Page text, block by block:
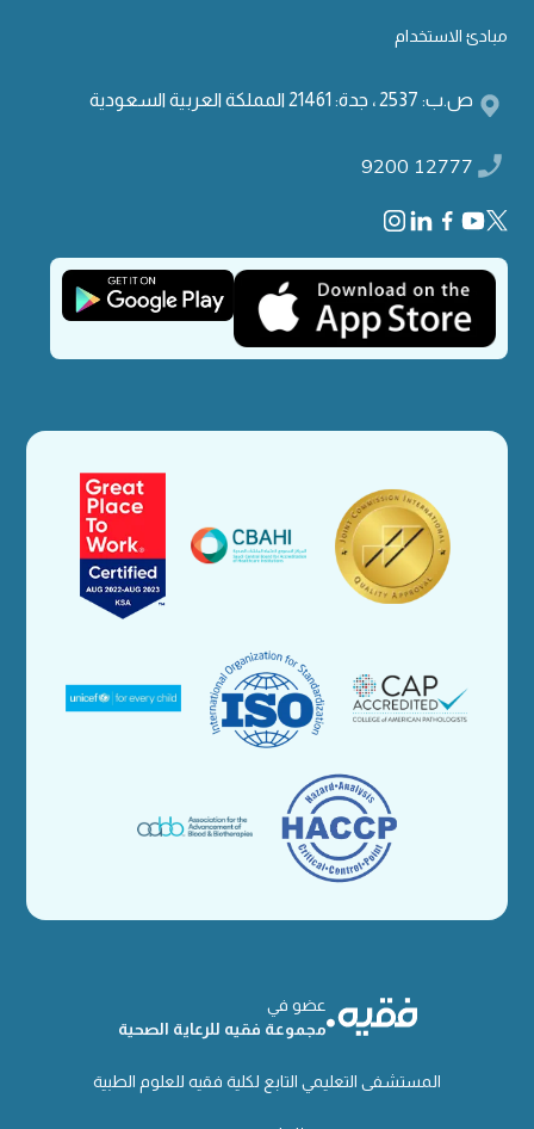
مبادئ الاستخدام
ص.ب: 2537 ، جدة: 21461 المملكة العربية السعودية
9200 12777
عضو في
مجموعة فقيه للرعاية الصحية
المستشفى التعليمي التابع لكلية فقيه للعلوم الطبية